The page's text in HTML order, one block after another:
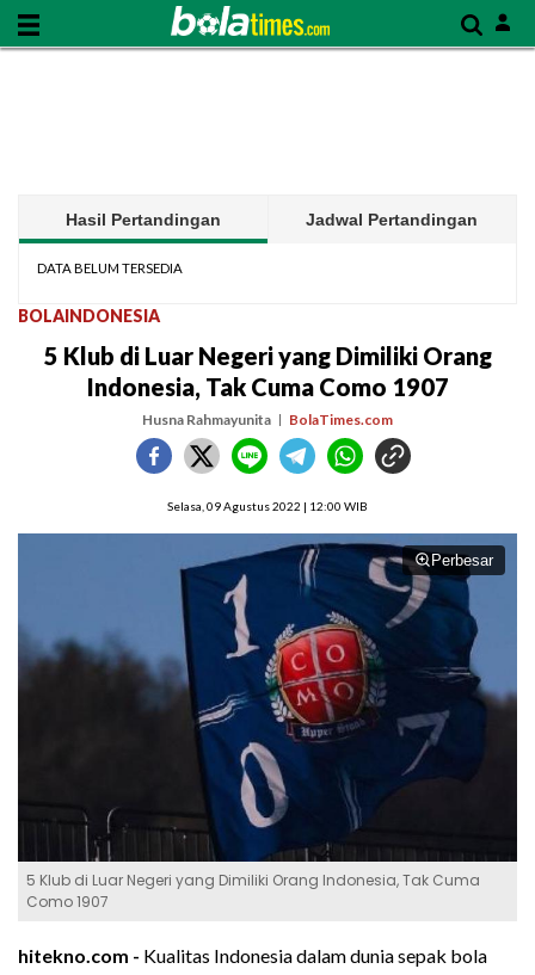
Hasil Pertandingan Jadwal Pertandingan
DATA BELUM TERSEDIA
BOLAINDONESIA
5 Klub di Luar Negeri yang Dimiliki Orang
Indonesia, Tak Cuma Como 1907
Husna Rahmayunita BolaTimes.com
Selasa, 09 Agustus 2022 | 12:00 WIB
Perbesar
5 Klub di Luar Negeri yang Dimiliki Orang Indonesia, Tak Cuma
Como 1907
hitekno.com - Kualitas Indonesia dalam dunia sepak bola